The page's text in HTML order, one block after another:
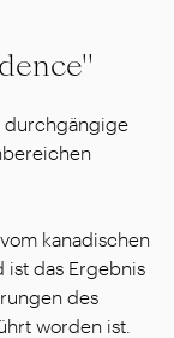
durchgängige
kanadischen
ist das Ergebnis
des
worden ist.